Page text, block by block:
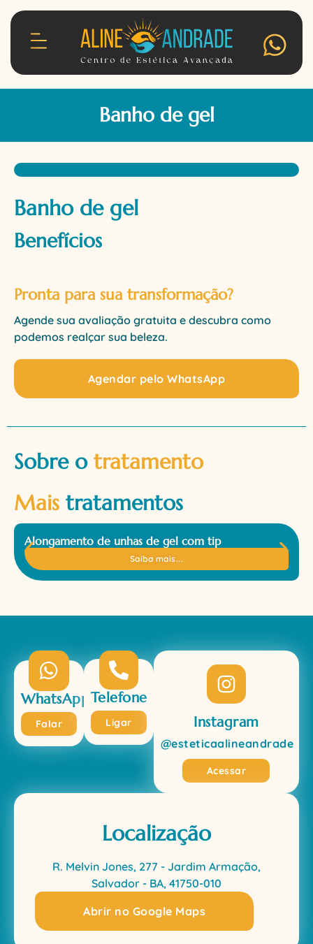
Banho de gel
Banho de gel
Benefícios
Pronta para sua transformação?
Agende sua avaliação gratuita e descubra como
podemos realçar sua beleza.
Agendar pelo WhatsApp
Sobre otratamento
Mais tratamentos
Alongamento de unhas de gel com tip
Saiba mais...
WhatsApp
Falar
Telefone
Ligar Instagram
@esteticaalineandrade
Acessar
Localização
R. Melvin Jones, 277 - Jardim Armação,
Salvador - BA, 41750-010
Abrir no Google Maps